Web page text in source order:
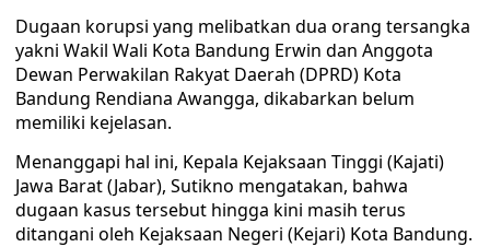
Dugaan korupsi yang melibatkan dua orang tersangka
yakni Wakil Wali Kota Bandung Erwin dan Anggota
Dewan Perwakilan Rakyat Daerah (DPRD) Kota
Bandung Rendiana Awangga, dikabarkan belum
memiliki kejelasan.
Menanggapi hal ini, Kepala Kejaksaan Tinggi (Kajati)
Jawa Barat (Jabar), Sutikno mengatakan, bahwa
dugaan kasus tersebut hingga kini masih terus
ditangani oleh Kejaksaan Negeri (Kejari) Kota Bandung.